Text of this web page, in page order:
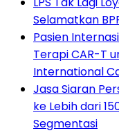
Selamatkan
Pasien
Terapi CAR-T
International
Jasa Siaran
ke Lebih dari
Segmentasi